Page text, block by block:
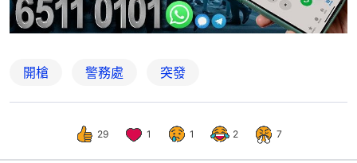
開槍 警務處 突發
29 1 1 2 7